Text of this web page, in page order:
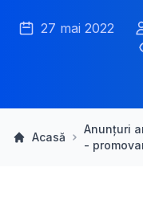
27 mai 2022
Acasă
Anunțuri
-